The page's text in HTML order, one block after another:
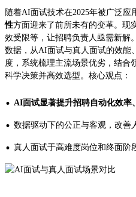
随着AI面试技术在2025年被广泛应
性方面迎来了前所未有的变革。现
效受限等，让招聘负责人亟需新解
数据，从AI面试与真人面试的效能
度，系统梳理主流场景优劣，结合
科学决策并高效选型。核心观点：
· AI面试显著提升招聘自动化效率
· 数据驱动下的公正与客观，改善
· 真人面试于高难度岗位和终面阶